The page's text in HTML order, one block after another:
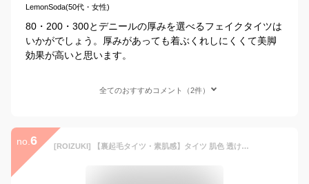
LemonSoda(50代・女性)
80・200・300とデニールの厚みを選べるフェイクタイツは
いかがでしょう。厚みがあっても着ぶくれしにくくて美脚
効果が高いと思います。
全てのおすすめコメント（2件）
no. 6 [ROIZUKI] 【裏起毛タイツ・素肌感】タイツ 肌色 透け感タイツ レディース ストッキング風タイツ 冬秋 厚手 防寒 パンスト 発熱 吸汗 伸縮性 着圧タイツ 一体式タイツ 洗濯機洗い可